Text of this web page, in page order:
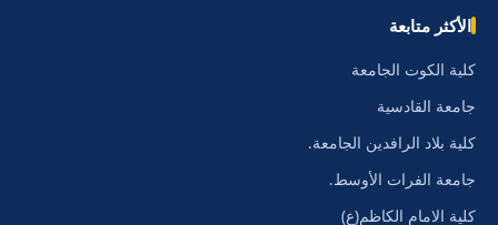
الأكثر متابعة
كلية الكوت الجامعة
جامعة القادسية
كلية بلاد الرافدين الجامعة.
جامعة الفرات الأوسط.
كلية الامام الكاظم(ع)